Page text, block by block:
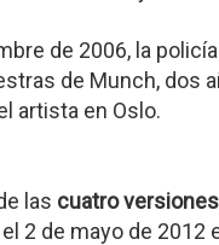
de 2006, la
de Munch, dos
artista en Oslo.
las cuatro versiones
2 de mayo de 2012